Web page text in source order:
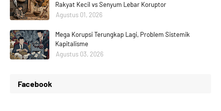
Rakyat Kecil vs Senyum Lebar Koruptor
Agustus 01, 2026
Mega Korupsi Terungkap Lagi, Problem Sistemik
Kapitalisme
Agustus 03, 2026
Facebook